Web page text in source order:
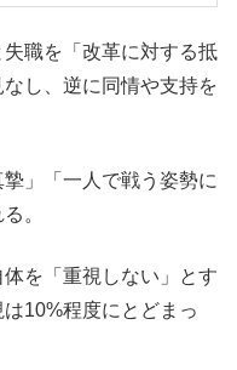
職を「改革に対する抵
し、逆に同情や支持を
」「一人で戦う姿勢に
。
を「重視しない」とす
10%程度にとどまっ